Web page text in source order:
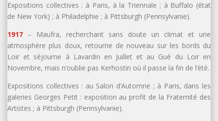
Expositions collectives : à Paris, à la Triennale ; à Buffalo (état
de New York) ; à Philadelphie ; à Pittsburgh (Pennsylvanie).
1917 – Maufra, recherchant sans doute un climat et une
atmosphère plus doux, retourne de nouveau sur les bords du
Loir et séjourne à Lavardin en Juillet et au Gué du Loir en
Novembre, mais n’oublie pas Kerhostin où il passe la fin de l’été.
Expositions collectives : au Salon d’Automne ; à Paris, dans les
galeries Georges Petit : exposition au profit de la Fraternité des
Artistes ; à Pittsburgh (Pennsylvanie).